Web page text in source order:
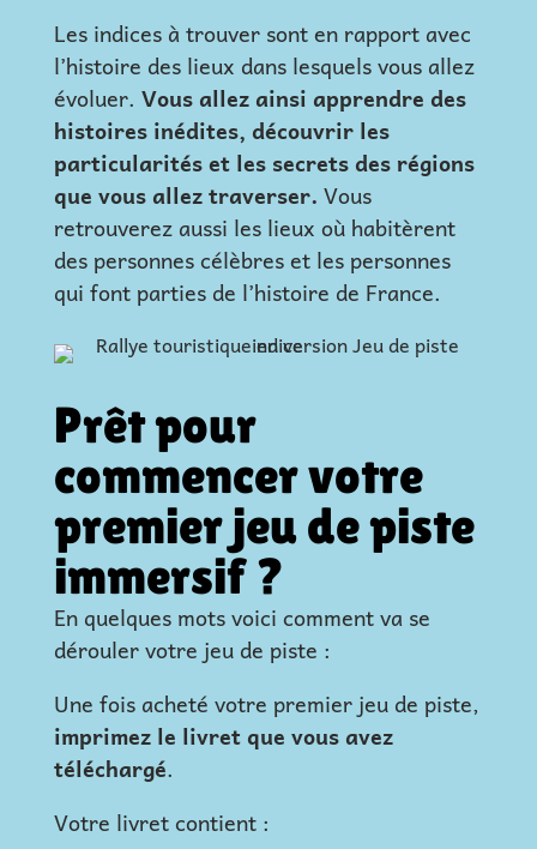
Les indices à trouver sont en rapport avec
l’histoire des lieux dans lesquels vous allez
évoluer. Vous allez ainsi apprendre des
histoires inédites, découvrir les
particularités et les secrets des régions
que vous allez traverser. Vous
retrouverez aussi les lieux où habitèrent
des personnes célèbres et les personnes
qui font parties de l’histoire de France.
Prêt pour
commencer votre
premier jeu de piste
immersif ?
En quelques mots voici comment va se
dérouler votre jeu de piste :
Une fois acheté votre premier jeu de piste,
imprimez le livret que vous avez
téléchargé.
Votre livret contient :